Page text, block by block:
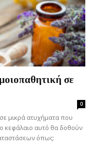
σε
0
μικρά ατυχήματα που
κεφάλαιο αυτό θα δοθούν
όπως: